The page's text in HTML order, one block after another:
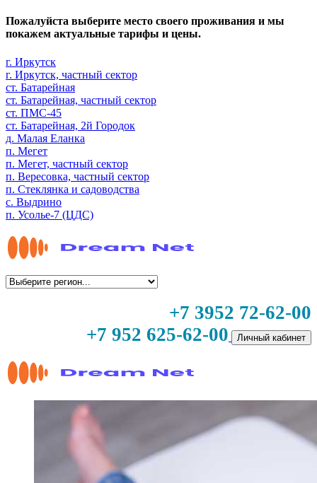
Пожалуйста выберите место своего проживания и мы
покажем актуальные тарифы и цены.
г. Иркутск
г. Иркутск, частный сектор
ст. Батарейная
ст. Батарейная, частный сектор
ст. ПМС-45
ст. Батарейная, 2й Городок
д. Малая Еланка
п. Мегет
п. Мегет, частный сектор
п. Вересовка, частный сектор
п. Стеклянка и садоводства
с. Выдрино
п. Усолье-7 (ЦДС)
+7 3952 72-62-00
+7 952 625-62-00
Личный кабинет